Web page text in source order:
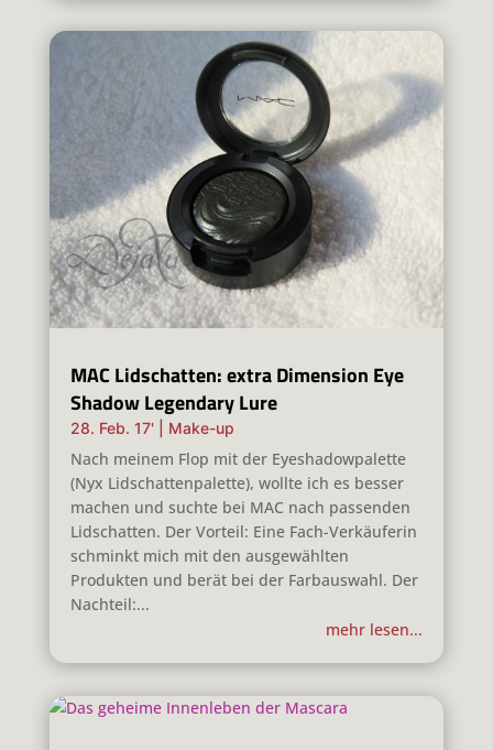
MAC Lidschatten: extra Dimension Eye
Shadow Legendary Lure
28. Feb. 17' Make-up
Nach meinem Flop mit der Eyeshadowpalette
(Nyx Lidschattenpalette), wollte ich es besser
machen und suchte bei MAC nach passenden
Lidschatten. Der Vorteil: Eine Fach-Verkäuferin
schminkt mich mit den ausgewählten
Produkten und berät bei der Farbauswahl. Der
Nachteil:...
mehr lesen...